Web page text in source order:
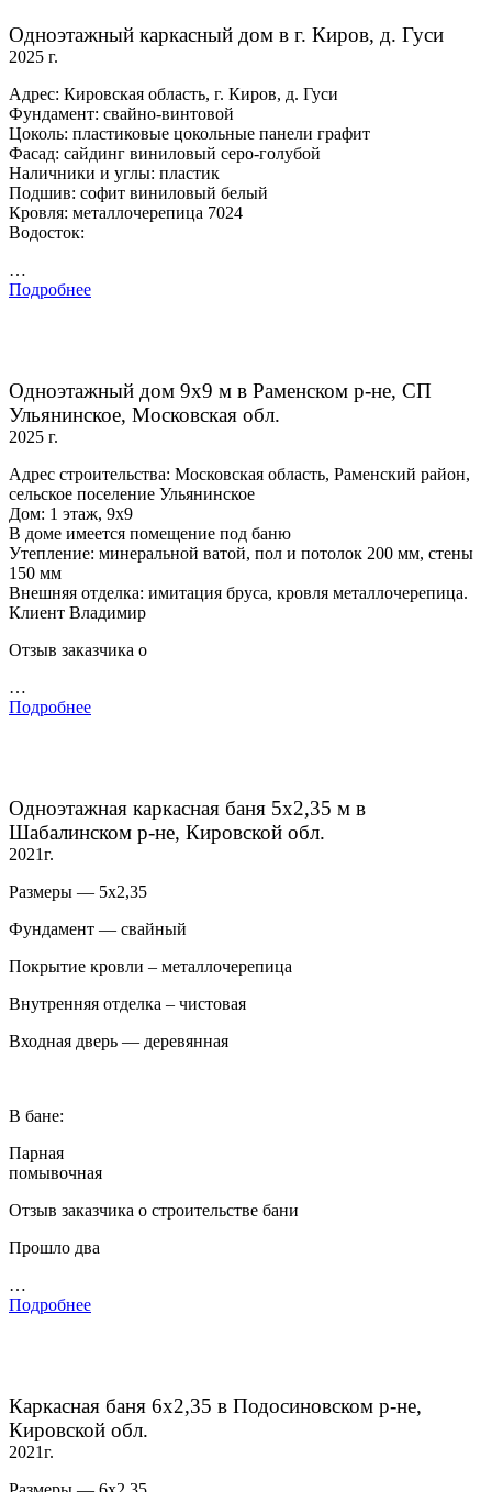
Одноэтажный каркасный дом в г. Киров, д. Гуси
2025 г.
Адрес: Кировская область, г. Киров, д. Гуси
Фундамент: свайно-винтовой
Цоколь: пластиковые цокольные панели графит
Фасад: сайдинг виниловый серо-голубой
Наличники и углы: пластик
Подшив: софит виниловый белый
Кровля: металлочерепица 7024
Водосток:
…
Подробнее
Одноэтажный дом 9х9 м в Раменском р-не, СП
Ульянинское, Московская обл.
2025 г.
Адрес строительства: Московская область, Раменский район,
сельское поселение Ульянинское
Дом: 1 этаж, 9х9
В доме имеется помещение под баню
Утепление: минеральной ватой, пол и потолок 200 мм, стены
150 мм
Внешняя отделка: имитация бруса, кровля металлочерепица.
Клиент Владимир
Отзыв заказчика о
…
Подробнее
Одноэтажная каркасная баня 5х2,35 м в
Шабалинском р-не, Кировской обл.
2021г.
Размеры — 5х2,35
Фундамент — свайный
Покрытие кровли – металлочерепица
Внутренняя отделка – чистовая
Входная дверь — деревянная
В бане:
Парная
помывочная
Отзыв заказчика о строительстве бани
Прошло два
…
Подробнее
Каркасная баня 6х2,35 в Подосиновском р-не,
Кировской обл.
2021г.